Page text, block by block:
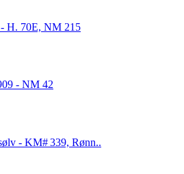
H. 70E, NM 215
- NM 42
- KM# 339, Rønn..